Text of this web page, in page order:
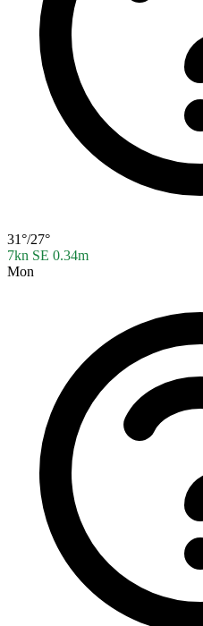
31°/27°
7kn SE 0.34m
Mon